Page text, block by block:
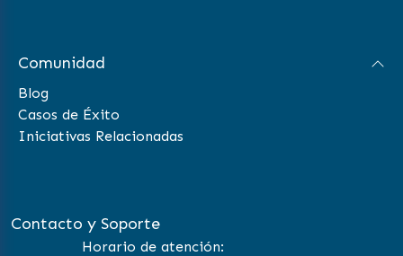
Comunidad
Blog
Casos de Éxito
Iniciativas Relacionadas
Contacto y Soporte
Horario de atención: